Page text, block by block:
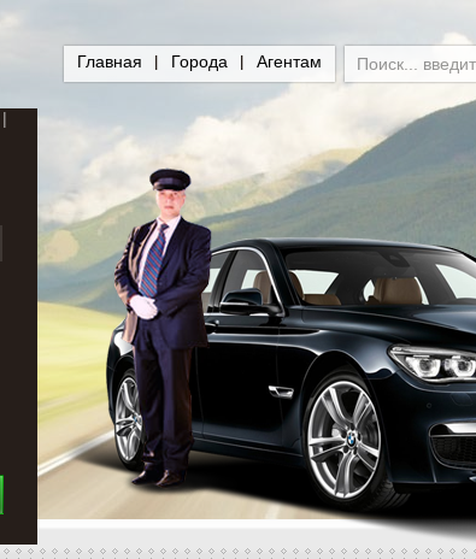
Главная Города Агентам